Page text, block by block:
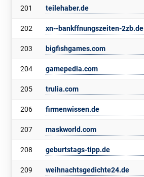
201 teilehaber.de
202 xn--bankffnungszeiten-2zb.de
203 bigfishgames.com
204 gamepedia.com
205 trulia.com
206 firmenwissen.de
207 maskworld.com
208 geburtstags-tipp.de
209 weihnachtsgedichte24.de